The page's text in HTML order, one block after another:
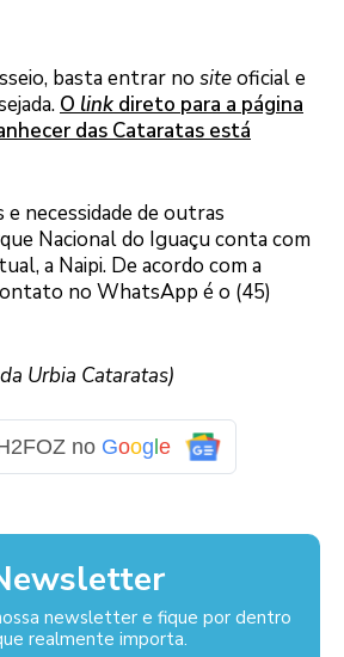
basta entrar no siteoficial e
O link direto para a página
das Cataratas está
e necessidade de outras
Nacional do Iguaçu conta com
a Naipi. De acordo com a
no WhatsApp é o (45)
Urbia Cataratas)
no Goog e
newsletter e fique por dentro
realmente importa.